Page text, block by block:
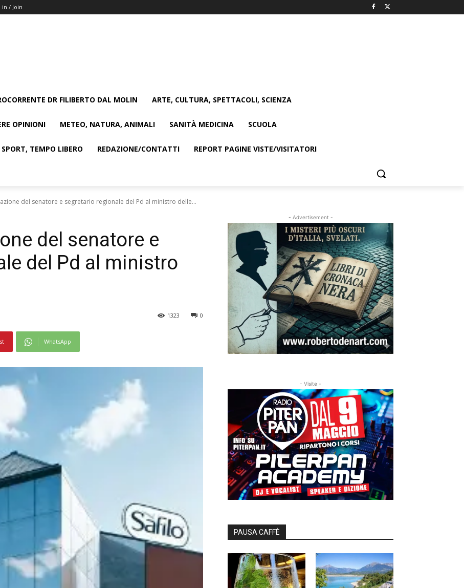
in / Join
DR FILIBERTO DAL MOLIN ARTE, CULTURA, SPETTACOLI, SCIENZA
OPINIONI METEO, NATURA, ANIMALI SANITÀ MEDICINA SCUOLA
SPORT, TEMPO LIBERO REDAZIONE/CONTATTI REPORT PAGINE VISTE/VISITATORI
del senatore e segretario regionale del Pd al ministro delle...
del senatore e
del Pd al ministro
0
1323
WhatsApp
- Advertisement -
- Visite -
PAUSA CAFFÈ